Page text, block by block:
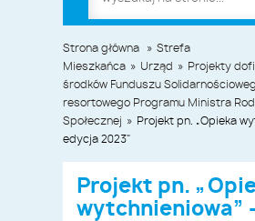
Strona główna » Strefa
Mieszkańca » Urząd » Projekty
środków Funduszu
resortowego Programu Ministra
Społecznej » Projekt pn. „Opieka
edycja 2023"
Projekt pn.
wytchnieniowa”